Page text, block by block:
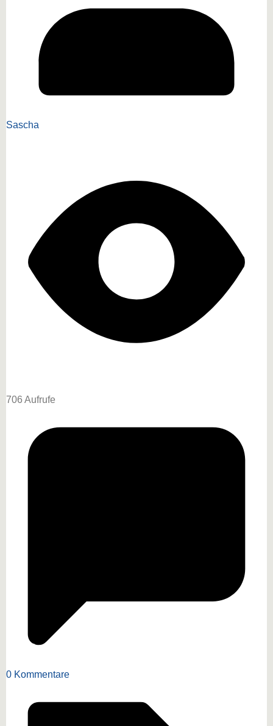
Sascha
706 Aufrufe
0 Kommentare